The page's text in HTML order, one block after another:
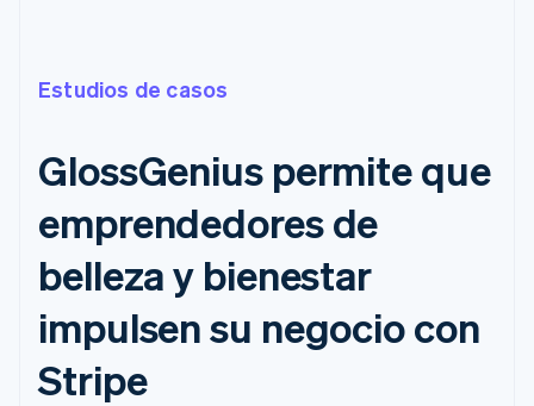
Estudios de casos
GlossGenius permite que
emprendedores de
belleza y bienestar
impulsen su negocio con
Stripe